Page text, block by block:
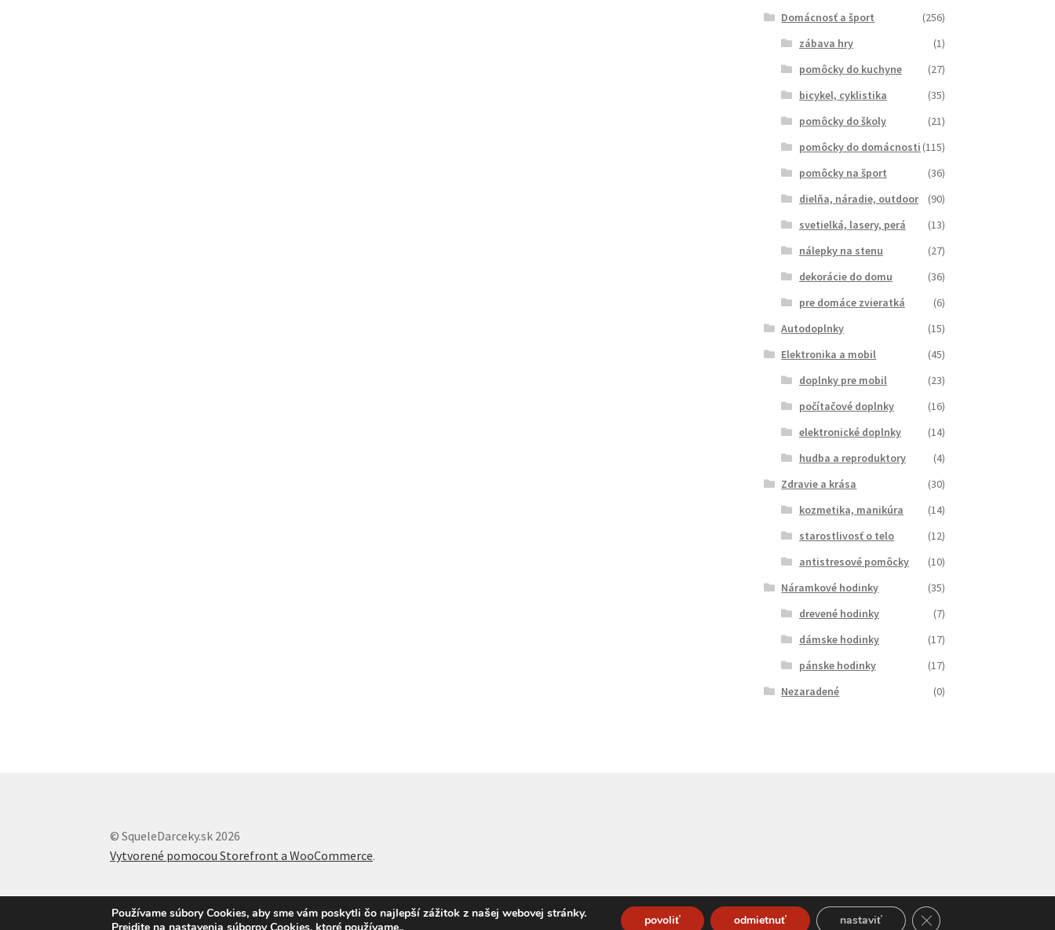
Domácnosť a šport
(256)
zábava hry
(1)
pomôcky do kuchyne
(27)
bicykel, cyklistika
(35)
pomôcky do školy
(21)
pomôcky do domácnosti (115)
pomôcky na šport
(36)
dielňa, náradie, outdoor
(90)
svetielká, lasery, perá
(13)
nálepky na stenu
(27)
dekorácie do domu
(36)
pre domáce zvieratká
(6)
Autodoplnky
(15)
Elektronika a mobil
(45)
doplnky pre mobil
(23)
počítačové doplnky
(16)
elektronické doplnky
(14)
hudba a reproduktory
(4)
Zdravie a krása
(30)
kozmetika, manikúra
(14)
starostlivosť o telo
(12)
antistresové pomôcky
(10)
Náramkové hodinky
(35)
drevené hodinky
(7)
dámske hodinky
(17)
pánske hodinky
(17)
Nezaradené
(0)
© SqueleDarceky.sk 2026
Vytvorené pomocou Storefront a WooCommerce.
Používame súbory Cookies, aby sme vám poskytli čo najlepší zážitok z našej webovej stránky.
povoliť odmietnuť nastaviť Close GDPR Cookie